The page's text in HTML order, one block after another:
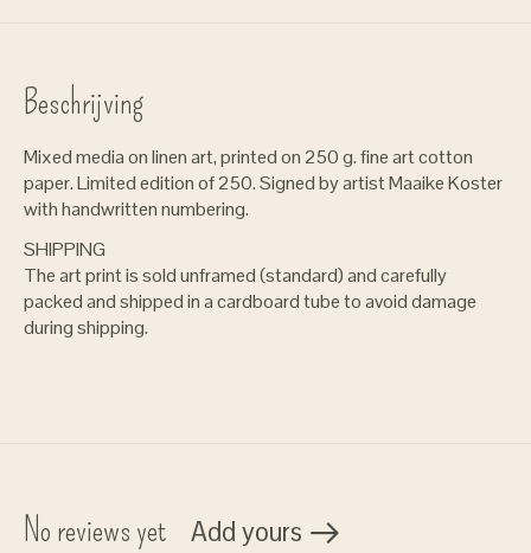
Beschrijving
Mixed media on linen art, printed on 250 g. fine art cotton
paper. Limited edition of 250. Signed by artist Maaike Koster
with handwritten numbering.
SHIPPING
The art print is sold unframed (standard) and carefully
packed and shipped in a cardboard tube to avoid damage
during shipping.
No reviews yet Add yours